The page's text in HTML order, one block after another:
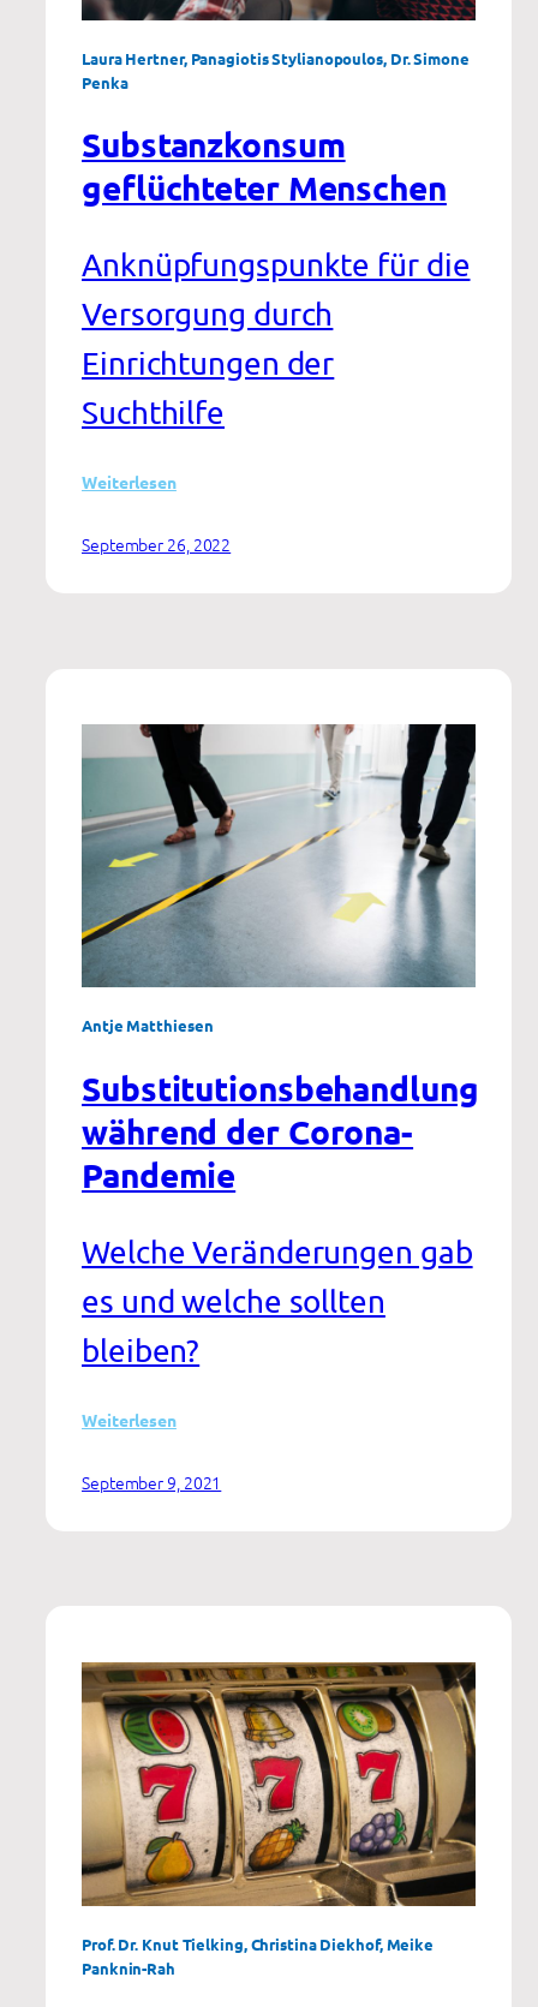
Laura Hertner, Panagiotis Stylianopoulos, Dr. Simone
Penka
Substanzkonsum
geflüchteter Menschen
Anknüpfungspunkte für die
Versorgung durch
Einrichtungen der
Suchthilfe
Weiterlesen:
Menschen
September 26, 2022
Antje Matthiesen
Substitutionsbehandlung
während der Corona-
Pandemie
Welche Veränderungen gab
es und welche sollten
bleiben?
Weiterlesen:
der
September 9, 2021
Prof. Dr. Knut Tielking, Christina Diekhof, Meike
Panknin-Rah